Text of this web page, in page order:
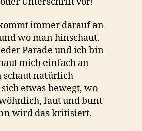
immer darauf an
wo man hinschaut.
Parade und ich bin
mich einfach an
schaut natürlich
etwas bewegt, wo
laut und bunt
wird das kritisiert.